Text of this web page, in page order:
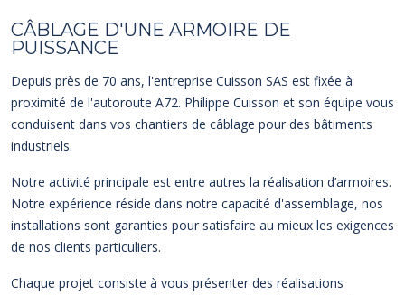
CÂBLAGE D'UNE ARMOIRE DE
PUISSANCE
Depuis près de 70 ans, l'entreprise Cuisson SAS est fixée à
proximité de l'autoroute A72. Philippe Cuisson et son équipe vous
conduisent dans vos chantiers de câblage pour des bâtiments
industriels.
Notre activité principale est entre autres la réalisation d’armoires.
Notre expérience réside dans notre capacité d'assemblage, nos
installations sont garanties pour satisfaire au mieux les exigences
de nos clients particuliers.
Chaque projet consiste à vous présenter des réalisations